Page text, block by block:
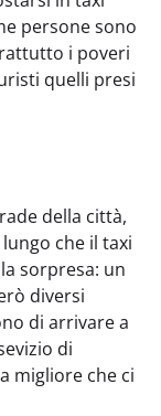
persone sono
i poveri
quelli presi
della città,
che il taxi
sorpresa: un
diversi
di arrivare a
di
migliore che ci